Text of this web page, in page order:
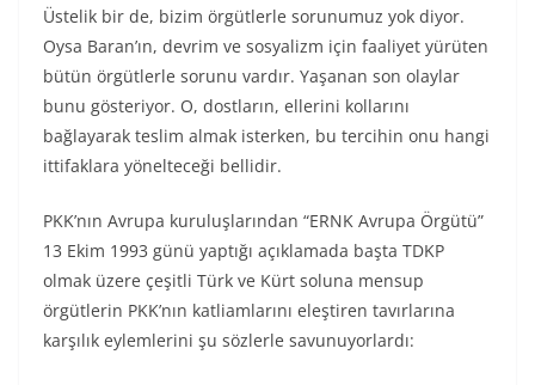
Üstelik bir de, bizim örgütlerle sorunumuz yok diyor.
Oysa Baran’ın, devrim ve sosyalizm için faaliyet yürüten
bütün örgütlerle sorunu vardır. Yaşanan son olaylar
bunu gösteriyor. O, dostların, ellerini kollarını
bağlayarak teslim almak isterken, bu tercihin onu hangi
ittifaklara yönelteceği bellidir.
PKK’nın Avrupa kuruluşlarından “ERNK Avrupa Örgütü”
13 Ekim 1993 günü yaptığı açıklamada başta TDKP
olmak üzere çeşitli Türk ve Kürt soluna mensup
örgütlerin PKK’nın katliamlarını eleştiren tavırlarına
karşılık eylemlerini şu sözlerle savunuyorlardı: